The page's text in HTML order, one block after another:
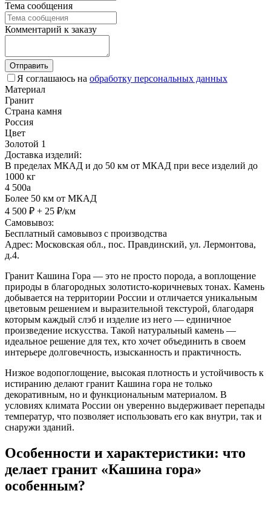
Тема сообщения
Комментарий к заказу
Отправить
Я соглашаюсь на обработку персональных данных
Материал
Гранит
Страна камня
Россия
Цвет
Золотой 1
Доставка изделий:
В пределах МКАД и до 50 км от МКАД при весе изделий до
1000 кг
4 500a
Более 50 км от МКАД
4 500 ₽ + 25 ₽/км
Самовывоз:
Бесплатный самовывоз с производства
Адрес: Московская обл., пос. Правдинский, ул. Лермонтова,
д.4.
Гранит Кашина Гора — это не просто порода, а воплощение
природы в благородных золотисто-коричневых тонах. Камень
добывается на территории России и отличается уникальным
цветовым решением и выразительной текстурой, благодаря
которым каждый слэб и изделие из него — единичное
произведение искусства. Такой натуральный камень —
идеальное решение для тех, кто хочет объединить в своем
интерьере долговечность, изысканность и практичность.
Низкое водопоглощение, высокая плотность и устойчивость к
истиранию делают гранит Кашина гора не только
декоративным, но и функциональным материалом. В
условиях климата России он уверенно выдерживает перепады
температур, что позволяет использовать его как внутри, так и
снаружи зданий.
Особенности и характеристики: что
делает гранит «Кашина гора»
особенным?